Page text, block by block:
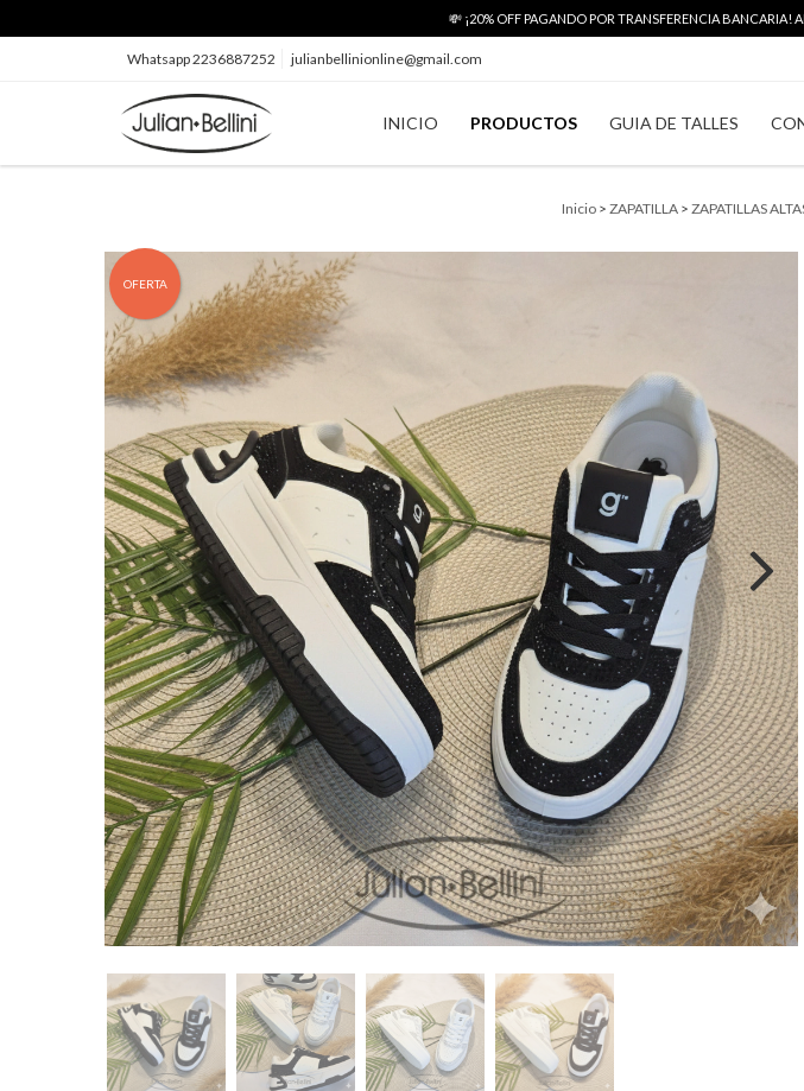
💸 ¡20% OFF PAGANDO POR TRANSFERENCIA
Whatsapp 2236887252 julianbellinionline@gmail.com
INICIO PRODUCTOS GUIA DE TALLES
Inicio > ZAPATILLA > ZAPATILLAS
OFERTA